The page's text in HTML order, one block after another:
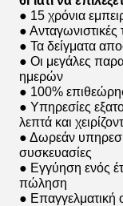
● 15 χρόνια
● Ανταγωνιστικές
● Τα δείγματα
● Οι μεγάλες
ημερών
● 100%
● Υπηρεσίες
λεπτά και
● Δωρεάν
συσκευασίες
● Εγγύηση ενός
πώληση
● Επαγγελματική